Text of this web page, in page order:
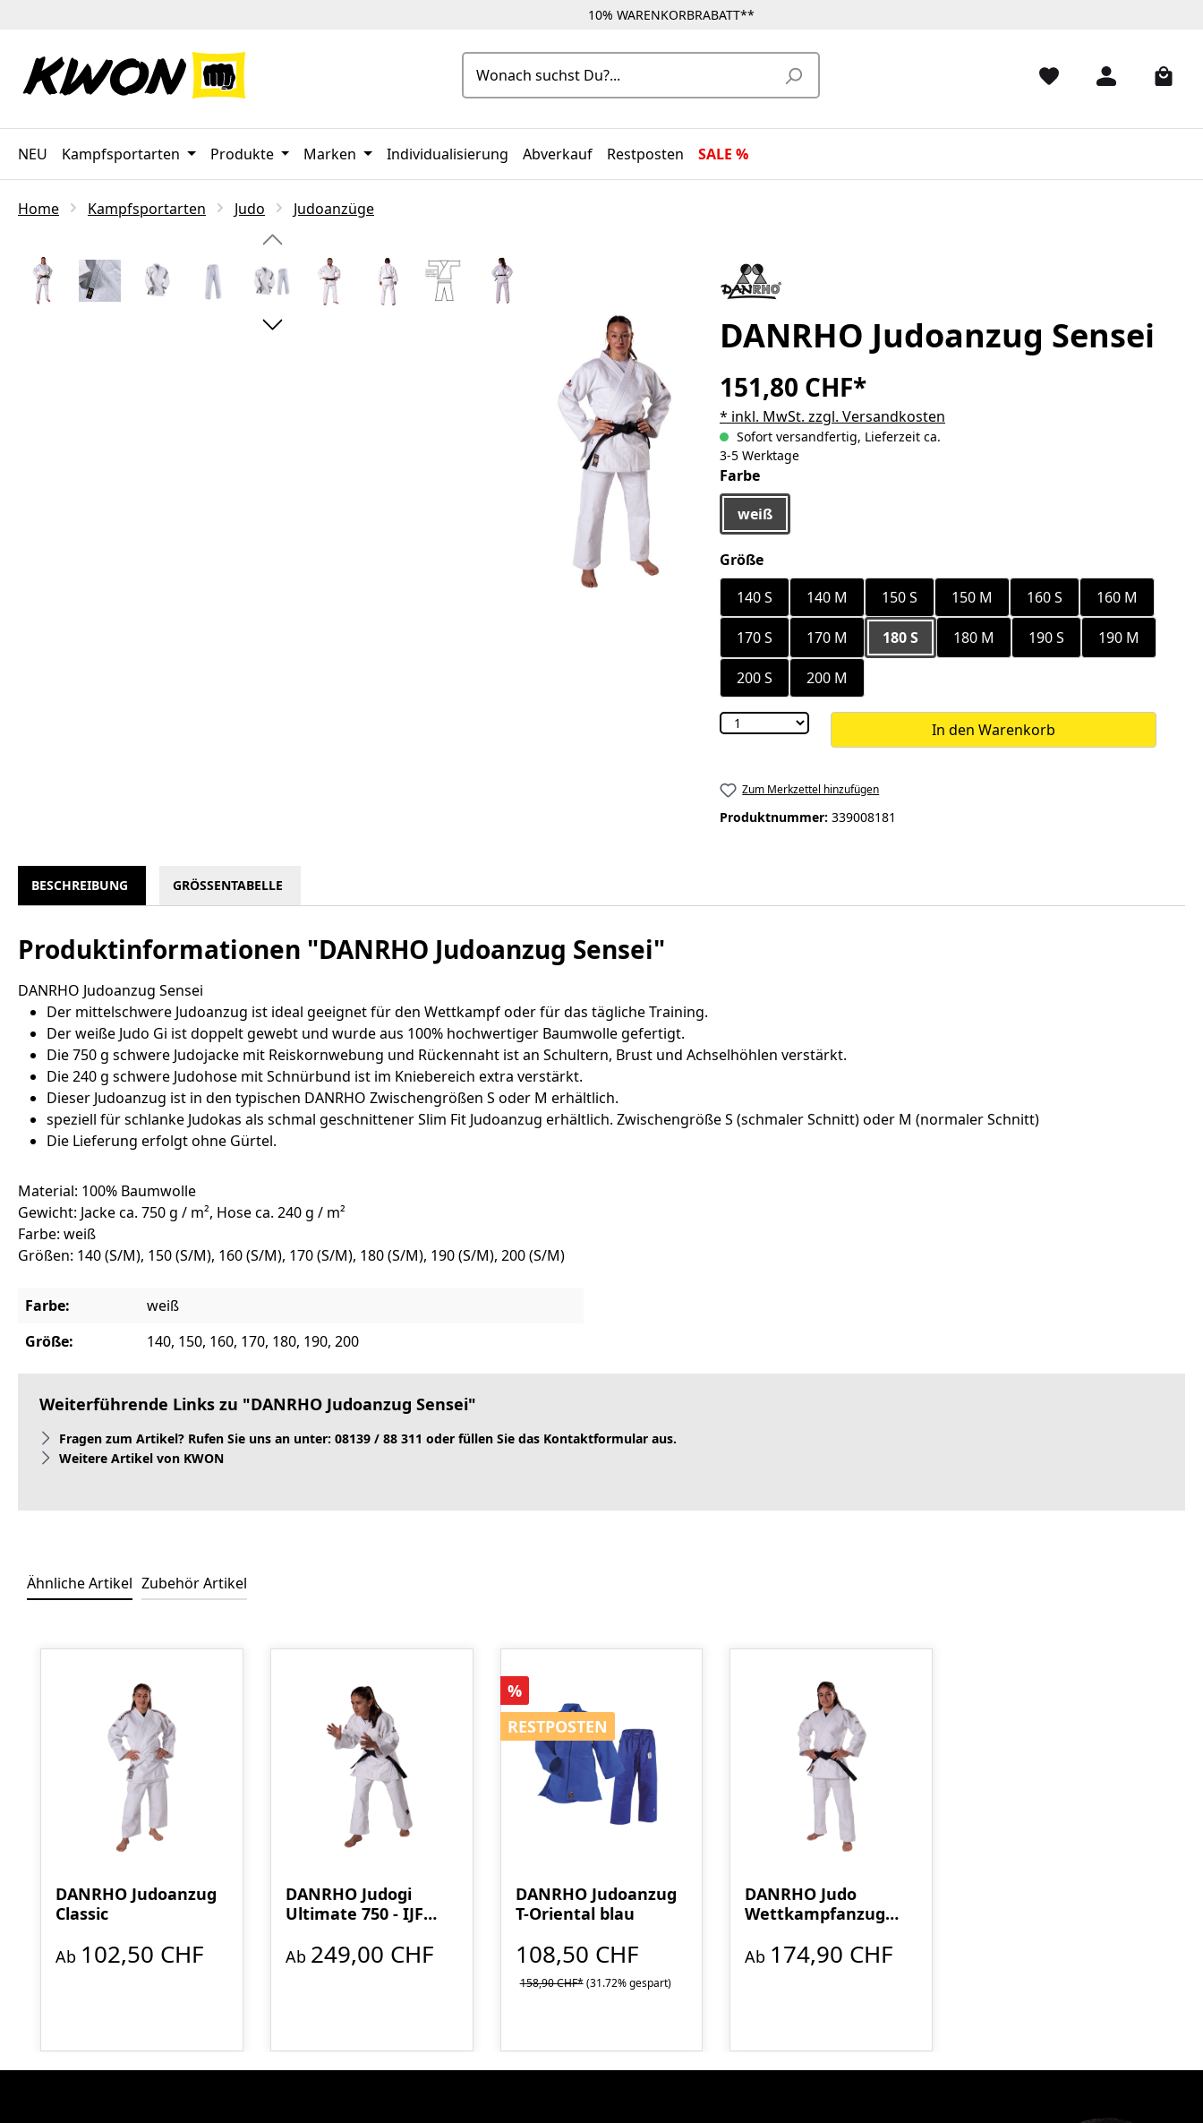
10% WARENKORBRABATT**
NEU Kampfsportarten Produkte Marken Individualisierung Abverkauf Restposten SALE %
Home Kampfsportarten Judo Judoanzüge
Bildergalerie überspringen
DANRHO Judoanzug Sensei
151,80 CHF*
* inkl. MwSt. zzgl. Versandkosten
Sofort versandfertig, Lieferzeit ca.
3-5 Werktage
Farbeauswählen
weiß
Größeauswählen
140 S
140 M 150 S 150 M 160 S 160 M
170 S 170 M 180 S 180 M 190 S 190 M
200 S 200 M
In den Warenkorb
Zum Merkzettel hinzufügen
Produktnummer: 339008181
BESCHREIBUNG GRÖSSENTABELLE
Produktinformationen "DANRHO Judoanzug Sensei"
DANRHO Judoanzug Sensei
Der mittelschwere Judoanzug ist ideal geeignet für den Wettkampf oder für das tägliche Training.
Der weiße Judo Gi ist doppelt gewebt und wurde aus 100% hochwertiger Baumwolle gefertigt.
Die 750 g schwere Judojacke mit Reiskornwebung und Rückennaht ist an Schultern, Brust und Achselhöhlen verstärkt.
Die 240 g schwere Judohose mit Schnürbund ist im Kniebereich extra verstärkt.
Dieser Judoanzug ist in den typischen DANRHO Zwischengrößen S oder M erhältlich.
speziell für schlanke Judokas als schmal geschnittener Slim Fit Judoanzug erhältlich. Zwischengröße S (schmaler Schnitt) oder M (normaler Schnitt)
Die Lieferung erfolgt ohne Gürtel.
Material: 100% Baumwolle
Gewicht: Jacke ca. 750 g / m², Hose ca. 240 g / m²
Farbe: weiß
Größen: 140 (S/M), 150 (S/M), 160 (S/M), 170 (S/M), 180 (S/M), 190 (S/M), 200 (S/M)
Farbe:
weiß
Größe:
140, 150, 160, 170, 180, 190, 200
Weiterführende Links zu "DANRHO Judoanzug Sensei"
Fragen zum Artikel? Rufen Sie uns an unter: 08139 / 88 311 oder füllen Sie das Kontaktformular aus.
Weitere Artikel von KWON
Ähnliche Artikel Zubehör Artikel
DANRHO Judoanzug
Classic
Ab 102,50 CHF
DANRHO Judogi
Ultimate 750 - IJF
Ab 249,00 CHF
Rabatt
%
RESTPOSTEN
RESTPOSTEN
DANRHO Judoanzug
T-Oriental blau
108,50 CHF
158,90 CHF* (31.72% gespart)
DANRHO Judo
Wettkampfanzug
Ab 174,90 CHF